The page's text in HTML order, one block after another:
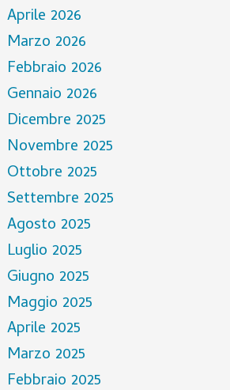
Aprile 2026
Marzo 2026
Febbraio 2026
Gennaio 2026
Dicembre 2025
Novembre 2025
Ottobre 2025
Settembre 2025
Agosto 2025
Luglio 2025
Giugno 2025
Maggio 2025
Aprile 2025
Marzo 2025
Febbraio 2025